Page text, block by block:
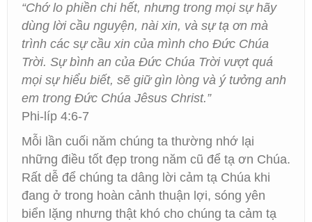
“Chớ lo phiền chi hết, nhưng trong mọi sự hãy
dùng lời cầu nguyện, nài xin, và sự tạ ơn mà
trình các sự cầu xin của mình cho Đức Chúa
Trời. Sự bình an của Đức Chúa Trời vượt quá
mọi sự hiểu biết, sẽ giữ gìn lòng và ý tưởng anh
em trong Đức Chúa Jêsus Christ.”
Phi-líp 4:6-7
Mỗi lần cuối năm chúng ta thường nhớ lại
những điều tốt đẹp trong năm cũ để tạ ơn Chúa.
Rất dễ để chúng ta dâng lời cảm tạ Chúa khi
đang ở trong hoàn cảnh thuận lợi, sóng yên
biển lặng nhưng thật khó cho chúng ta cảm tạ